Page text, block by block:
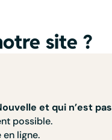
site ?
et qui n’est pas
possible.
ligne.